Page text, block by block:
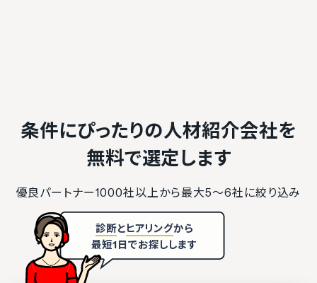
条件にぴったりの人材紹介会社を
無料で選定します
優良パートナー1000社以上から最大5〜6社に絞り込み
診断とヒアリングから
最短1日でお探しします